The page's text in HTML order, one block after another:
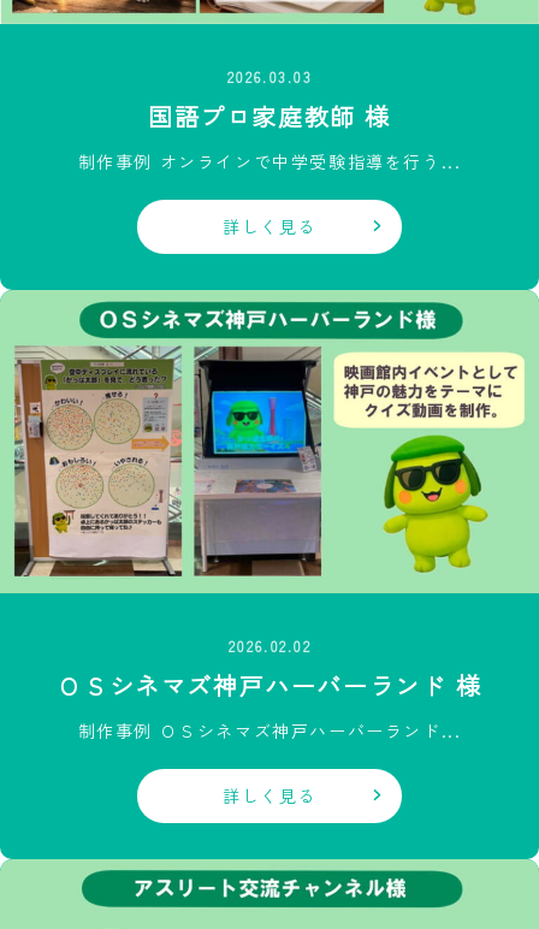
2026.03.03
国語プロ家庭教師 様
制作事例 オンラインで中学受験指導を行う...
詳しく見る
2026.02.02
ＯＳシネマズ神戸ハーバーランド 様
制作事例 ＯＳシネマズ神戸ハーバーランド...
詳しく見る